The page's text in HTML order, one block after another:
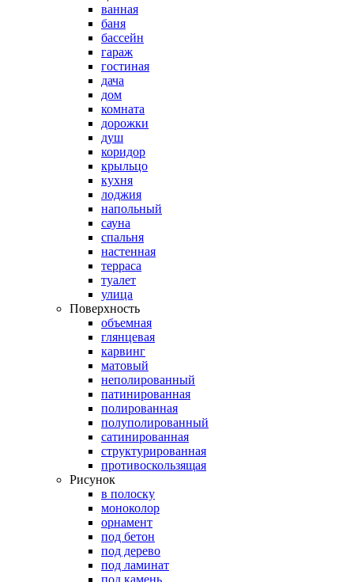
ванная
баня
бассейн
гараж
гостиная
дача
дом
комната
дорожки
душ
коридор
крыльцо
кухня
лоджия
напольный
сауна
спальня
настенная
терраса
туалет
улица
Поверхность
объемная
глянцевая
карвинг
матовый
неполированный
патинированная
полированная
полуполированный
сатинированная
структурированная
противоскользящая
Рисунок
в полоску
моноколор
орнамент
под бетон
под дерево
под ламинат
под камень